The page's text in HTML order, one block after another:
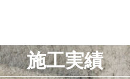
施工実績